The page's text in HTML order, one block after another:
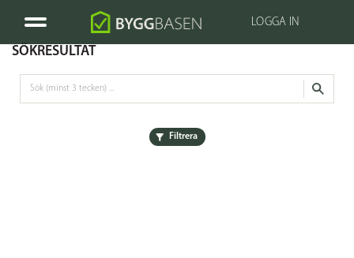
LOGGA IN
SÖKRESULTAT
Filtrera